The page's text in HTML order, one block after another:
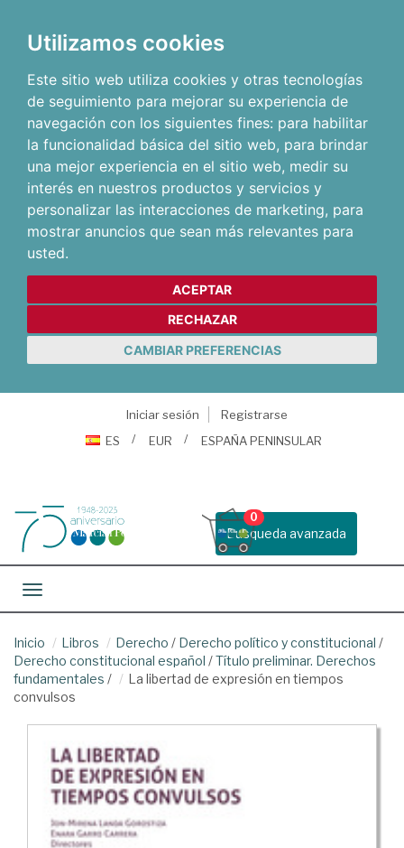
Utilizamos cookies
Este sitio web utiliza cookies y otras tecnologías
de seguimiento para mejorar su experiencia de
navegación con los siguientes fines: para habilitar
la funcionalidad básica del sitio web, para brindar
una mejor experiencia en el sitio web, medir su
interés en nuestros productos y servicios y
personalizar las interacciones de marketing, para
mostrar anuncios que sean más relevantes para
usted.
ACEPTAR
RECHAZAR
CAMBIAR PREFERENCIAS
Iniciar sesión
Registrarse
ES
EUR ESPAÑA PENINSULAR
Busqueda avanzada
0
Toggle navigation
Inicio Libros Derecho / Derecho político y constitucional /
Derecho constitucional español /Título preliminar. Derechos
fundamentales /
La libertad de expresión en tiempos
convulsos